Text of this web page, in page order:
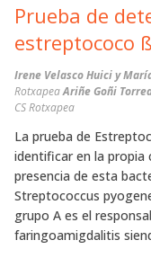
Prueba de
estreptococo
Irene Velasco Huici y
RotxapeaAriñe Goñi
CS Rotxapea
La prueba de
identificar en la propia
presencia de esta
Streptococcus
grupo A es el
faringoamigdalitis